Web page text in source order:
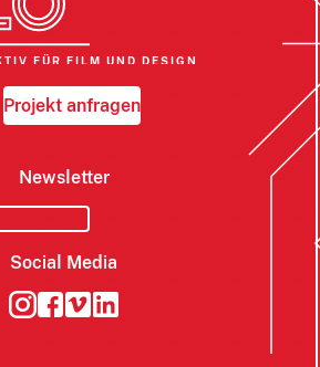
FÜR FILM UND DESIGN
Projekt anfragen
Newsletter
Social Media